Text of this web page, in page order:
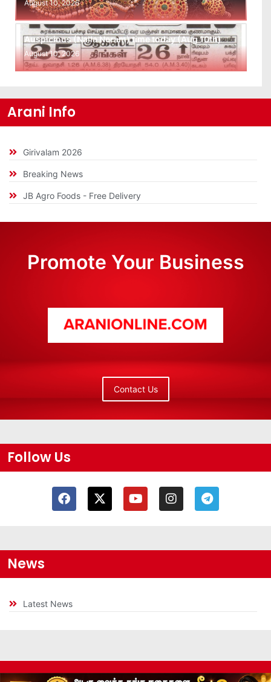
August 10, 2026
Auspicious (Nalla Neram) time today (Aug 10th)
August 10, 2026
Arani Info
Girivalam 2026
Breaking News
JB Agro Foods - Free Delivery
Promote Your Business
Contact Us
Follow Us
News
Latest News